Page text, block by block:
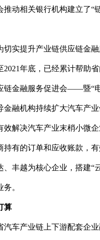
动相关银行机构建立了
实提升产业链供应链金
年底，已经累计帮助
金融服务促进会——暨“
金融机构持续扩大汽车产
解决汽车产业末梢小微
有的订单和应收账款，
丰越为核心企业，搭建
。
算
车产业链上下游配套企